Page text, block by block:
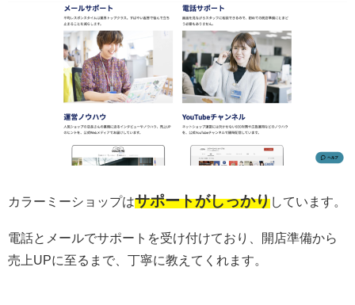
カラーミーショップはサポートがしっかりしています。
電話とメールでサポートを受け付けており、開店準備から
売上UPに至るまで、丁寧に教えてくれます。